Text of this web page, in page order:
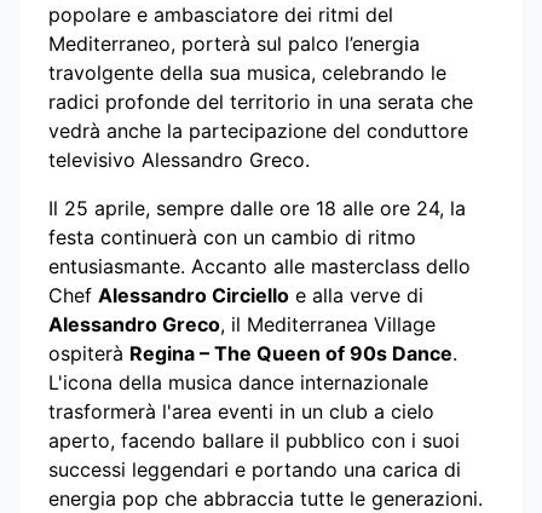
popolare e ambasciatore dei ritmi del
Mediterraneo, porterà sul palco l’energia
travolgente della sua musica, celebrando le
radici profonde del territorio in una serata che
vedrà anche la partecipazione del conduttore
televisivo Alessandro Greco.
Il 25 aprile, sempre dalle ore 18 alle ore 24, la
festa continuerà con un cambio di ritmo
entusiasmante. Accanto alle masterclass dello
Chef Alessandro Circiello e alla verve di
Alessandro Greco, il Mediterranea Village
ospiterà Regina – The Queen of 90s Dance.
L'icona della musica dance internazionale
trasformerà l'area eventi in un club a cielo
aperto, facendo ballare il pubblico con i suoi
successi leggendari e portando una carica di
energia pop che abbraccia tutte le generazioni.